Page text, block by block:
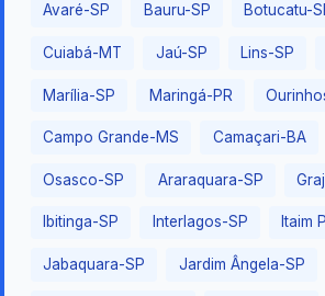
Avaré-SP Bauru-SP Botucatu-
Cuiabá-MT Jaú-SP Lins-SP
Marília-SP Maringá-PR
Campo Grande-MS Camaçari-BA
Osasco-SP Araraquara-SP
Ibitinga-SP Interlagos-SP Itaim
Jabaquara-SP Jardim Ângela-SP